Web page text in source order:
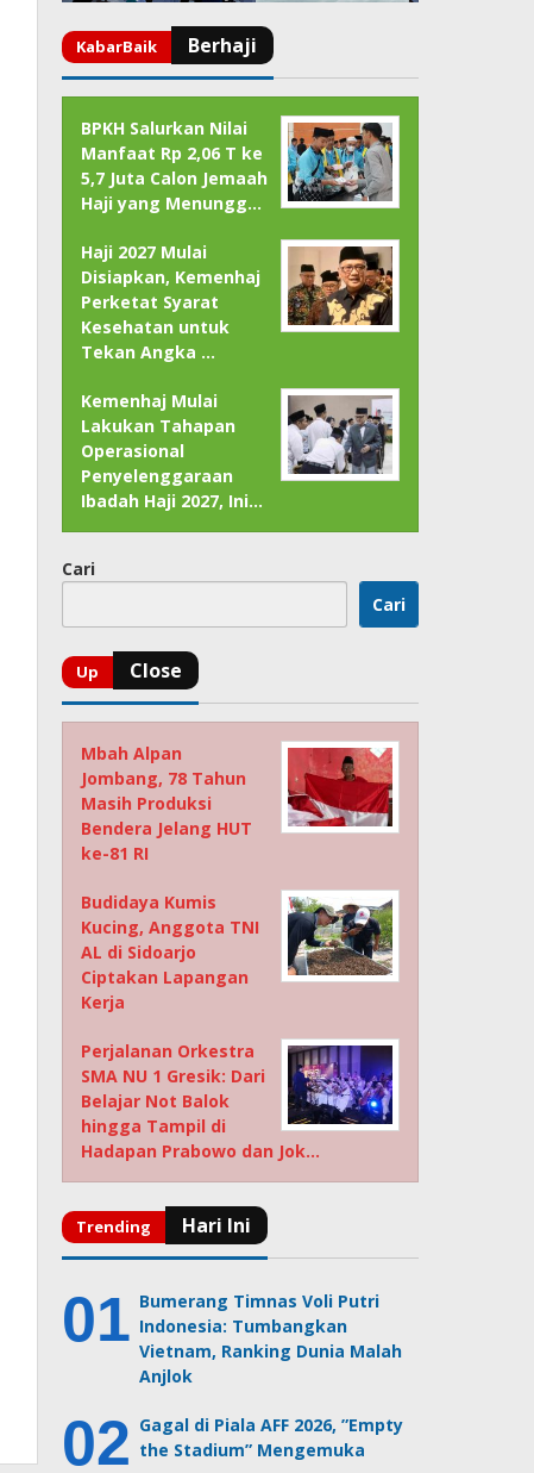
BPKH Salurkan Nilai
Manfaat Rp 2,06 T ke
5,7 Juta Calon Jemaah
Haji yang Menungg…
Haji 2027 Mulai
Disiapkan, Kemenhaj
Perketat Syarat
Kesehatan untuk
Tekan Angka …
Kemenhaj Mulai
Lakukan Tahapan
Operasional
Penyelenggaraan
Ibadah Haji 2027, Ini…
Cari
Cari
Mbah Alpan
Jombang, 78 Tahun
Masih Produksi
Bendera Jelang HUT
ke-81 RI
Budidaya Kumis
Kucing, Anggota TNI
AL di Sidoarjo
Ciptakan Lapangan
Kerja
Perjalanan Orkestra
SMA NU 1 Gresik: Dari
Belajar Not Balok
hingga Tampil di
Hadapan Prabowo dan Jok…
Bumerang Timnas Voli Putri
Indonesia: Tumbangkan
Vietnam, Ranking Dunia Malah
Anjlok
Gagal di Piala AFF 2026, ”Empty
the Stadium” Mengemuka